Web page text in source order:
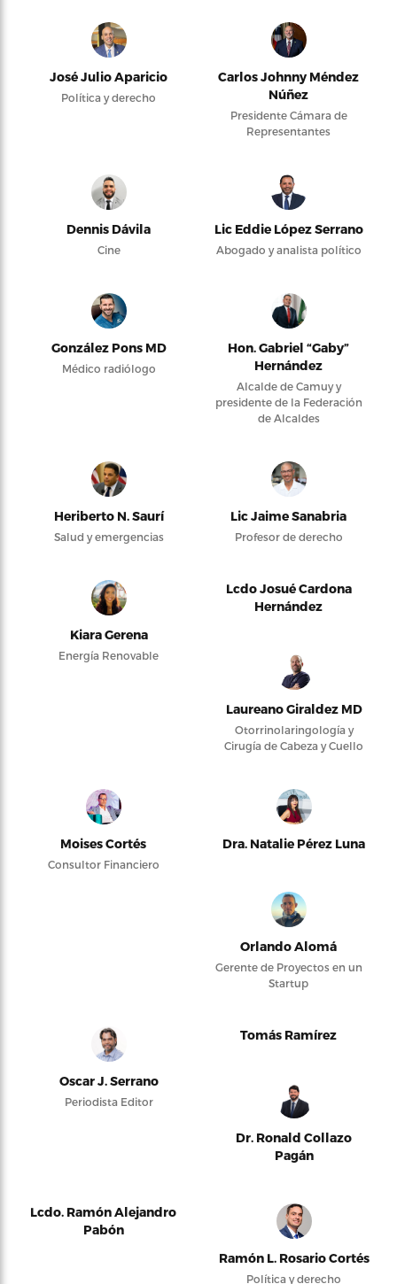
José Julio Aparicio
Política y derecho
Carlos Johnny Méndez
Núñez
Presidente Cámara de
Representantes
Dennis Dávila
Cine
Lic Eddie López Serrano
Abogado y analista político
González Pons MD
Médico radiólogo
Hon. Gabriel “Gaby”
Hernández
Alcalde de Camuy y
presidente de la Federación
de Alcaldes
Heriberto N. Saurí
Salud y emergencias
Lic Jaime Sanabria
Profesor de derecho
Kiara Gerena
Energía Renovable
Lcdo Josué Cardona
Hernández
Laureano Giraldez MD
Otorrinolaringología y
Cirugía de Cabeza y Cuello
Moises Cortés
Consultor Financiero
Dra. Natalie Pérez Luna
Orlando Alomá
Gerente de Proyectos en un
Startup
Oscar J. Serrano
Periodista Editor
Tomás Ramírez
Dr. Ronald Collazo
Pagán
Lcdo. Ramón Alejandro
Pabón
Ramón L. Rosario Cortés
Política y derecho